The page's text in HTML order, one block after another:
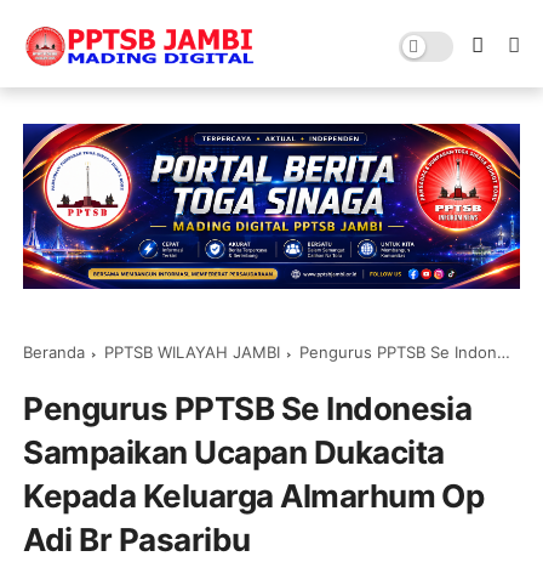
Beranda PPTSB WILAYAH JAMBI Pengurus PPTSB Se Indonesia Sampaikan Ucapan Dukacita Kepada Keluarga Almarhum Op Adi Br Pasaribu
Pengurus PPTSB Se Indonesia
Sampaikan Ucapan Dukacita
Kepada Keluarga Almarhum Op
Adi Br Pasaribu